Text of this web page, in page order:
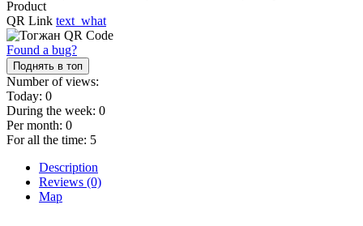
Product
QR Link text_what
Found a bug?
Поднять в топ
Number of views:
Today: 0
During the week: 0
Per month: 0
For all the time: 5
Description
Reviews (0)
Map